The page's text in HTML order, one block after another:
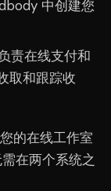
中创建您
责在线支付和
取和跟踪收
的在线工作室
在两个系统之